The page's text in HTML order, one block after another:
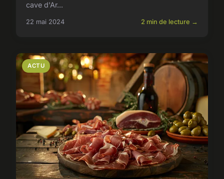
cave d'Ar...
22 mai 2024 2 min de lecture →
ACTU